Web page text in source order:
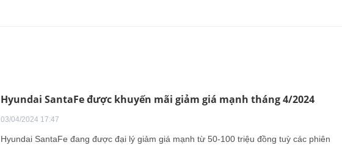
Hyundai SantaFe được khuyến mãi giảm giá mạnh tháng 4/2024
03/04/2024 17:47
Hyundai SantaFe đang được đại lý giảm giá mạnh từ 50-100 triệu đồng tuỳ các phiên